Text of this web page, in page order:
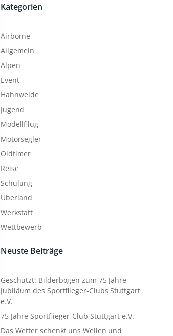
Kategorien
Airborne
Allgemein
Alpen
Event
Hahnweide
Jugend
Modellfllug
Motorsegler
Oldtimer
Reise
Schulung
Überland
Werkstatt
Wettbewerb
Neuste Beiträge
Geschützt: Bilderbogen zum 75 Jahre
Jubiläum des Sportflieger-Clubs Stuttgart
e.V.
75 Jahre Sportflieger-Club Stuttgart e.V.
Das Wetter schenkt uns Wellen und